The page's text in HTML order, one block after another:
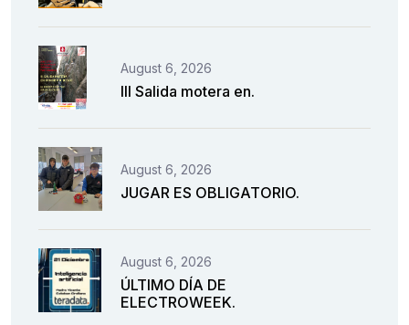
August 6, 2026
III Salida motera en.
August 6, 2026
JUGAR ES OBLIGATORIO.
August 6, 2026
ÚLTIMO DÍA DE
ELECTROWEEK.